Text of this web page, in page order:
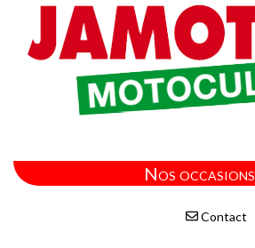
Nos occasions
Contact